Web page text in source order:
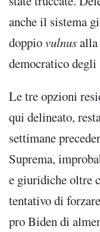
anche il sistema
doppiovulnus
democratico
Le tre opzioni
qui delineato,
settimane
Suprema,
e giuridiche oltre
tentativo di
pro Biden di